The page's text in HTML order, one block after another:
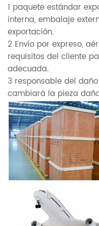
1 paquete estándar
interna, embalaje
exportación.
2 Envío por expreso,
requisitos del cliente
adecuada.
3 responsable del
cambiará la pieza